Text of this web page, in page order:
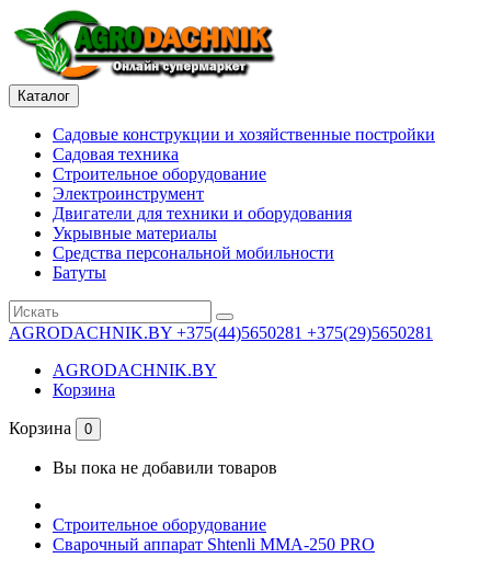
Каталог
Садовые конструкции и хозяйственные постройки
Садовая техника
Строительное оборудование
Электроинструмент
Двигатели для техники и оборудования
Укрывные материалы
Средства персональной мобильности
Батуты
AGRODACHNIK.BY +375(44)5650281 +375(29)5650281
AGRODACHNIK.BY
Корзина
Корзина 0
Вы пока не добавили товаров
Строительное оборудование
Сварочный аппарат Shtenli MMA-250 PRO